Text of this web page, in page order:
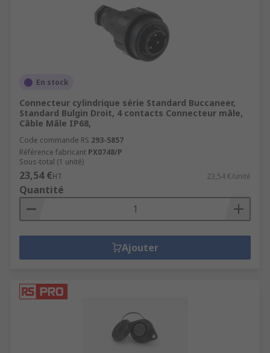
En stock
Connecteur cylindrique série Standard Buccaneer,
Standard Bulgin Droit, 4 contacts Connecteur mâle,
Câble Mâle IP68,
Code commande RS 293-5857
Référence fabricant PX0748/P
Sous-total (1 unité)
23,54 €HT 23,54 €/unité
Quantité
Ajouter